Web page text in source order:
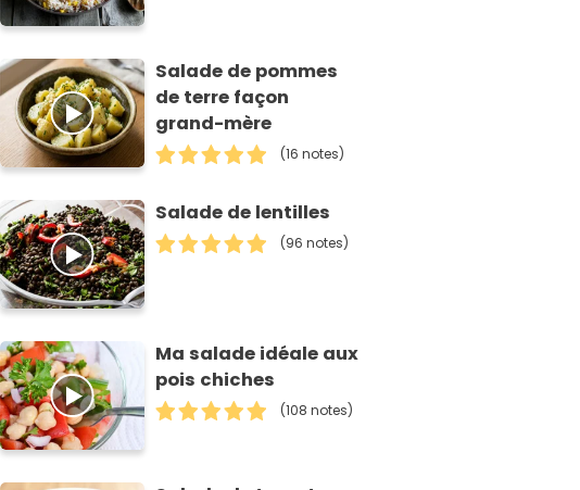
Salade de pommes
de terre façon
grand-mère
(16 notes)
Salade de lentilles
(96 notes)
Ma salade idéale aux
pois chiches
(108 notes)